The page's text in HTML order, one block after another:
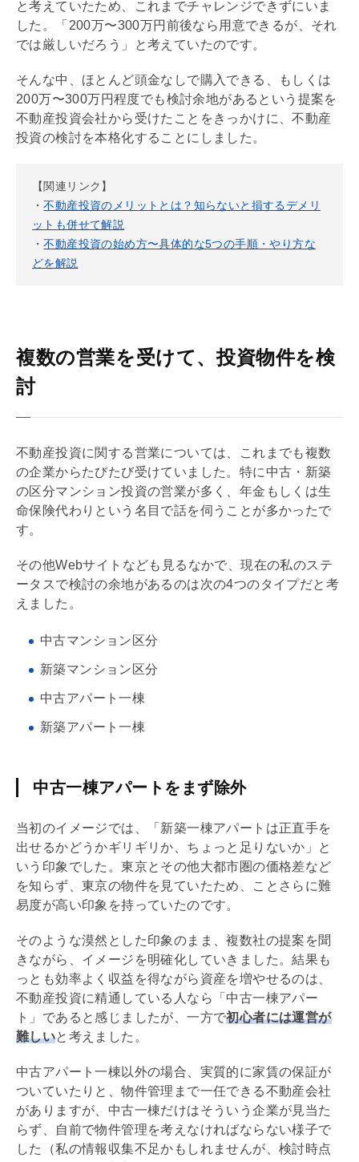
と考えていたため、これまでチャレンジできずにいま
した。「200万〜300万円前後なら用意できるが、それ
では厳しいだろう」と考えていたのです。
そんな中、ほとんど頭金なしで購入できる、もしくは
200万〜300万円程度でも検討余地があるという提案を
不動産投資会社から受けたことをきっかけに、不動産
投資の検討を本格化することにしました。
【関連リンク】
・不動産投資のメリットとは？知らないと損するデメリ
ットも併せて解説
・不動産投資の始め方〜具体的な5つの手順・やり方な
どを解説
複数の営業を受けて、投資物件を検
討
不動産投資に関する営業については、これまでも複数
の企業からたびたび受けていました。特に中古・新築
の区分マンション投資の営業が多く、年金もしくは生
命保険代わりという名目で話を伺うことが多かったで
す。
その他Webサイトなども見るなかで、現在の私のステ
ータスで検討の余地があるのは次の4つのタイプだと考
えました。
中古マンション区分
新築マンション区分
中古アパート一棟
新築アパート一棟
中古一棟アパートをまず除外
当初のイメージでは、「新築一棟アパートは正直手を
出せるかどうかギリギリか、ちょっと足りないか」と
いう印象でした。東京とその他大都市圏の価格差など
を知らず、東京の物件を見ていたため、ことさらに難
易度が高い印象を持っていたのです。
そのような漠然とした印象のまま、複数社の提案を聞
きながら、イメージを明確化していきました。結果も
っとも効率よく収益を得ながら資産を増やせるのは、
不動産投資に精通している人なら「中古一棟アパー
ト」であると感じましたが、一方で初心者には運営が
難しいと考えました。
中古アパート一棟以外の場合、実質的に家賃の保証が
ついていたりと、物件管理まで一任できる不動産会社
がありますが、中古一棟だけはそういう企業が見当た
らず、自前で物件管理を考えなければならない様子で
した（私の情報収集不足かもしれませんが、検討時点